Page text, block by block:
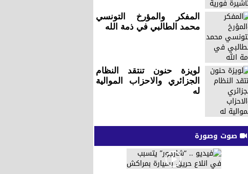
المفكر والمؤرخ التونسي
محمد الطالبي في ذمة الله
لويزة حنون تنتقد النظام
الجزائري والاحزاب الموالية
له
صوت وصورة